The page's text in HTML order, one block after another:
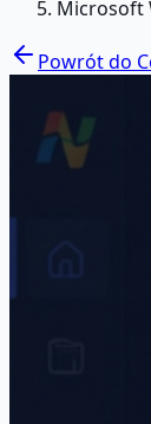
Microsoft
Powrót do